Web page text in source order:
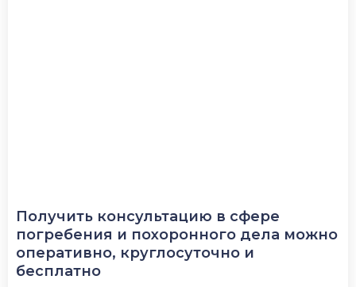
Получить консультацию в сфере
погребения и похоронного дела можно
оперативно, круглосуточно и
бесплатно